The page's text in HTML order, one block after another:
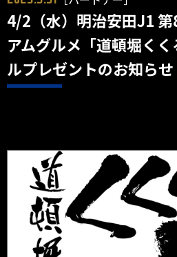
4/2（水）明治安田J1
アムグルメ「道頓堀く
ルプレゼントのお知らせ